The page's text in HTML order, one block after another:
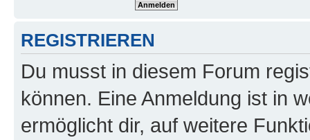
REGISTRIEREN
Du musst in diesem Forum
können. Eine Anmeldung ist in
ermöglicht dir, auf weitere